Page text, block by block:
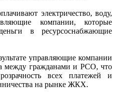
электричество, воду,
компании, которые
в ресурсоснабжающие
управляющие компании
между гражданами и РСО, что
всех платежей и
на рынке ЖКХ.